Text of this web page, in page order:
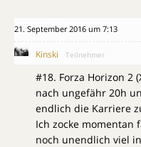
21. September 2016 um 7:13
Kinski Teilnehmer
#18. Forza Horizon 2
nach ungefähr 20h
endlich die Karriere
Ich zocke momentan
noch unendlich viel